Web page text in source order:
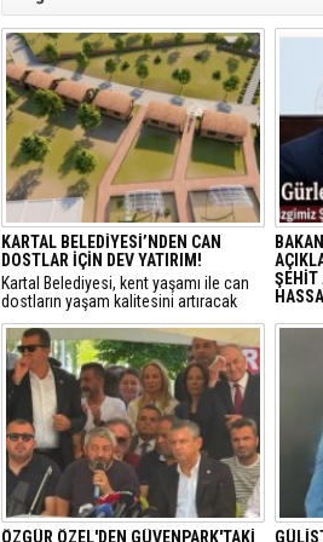
KARTAL BELEDİYESİ’NDEN CAN
DOSTLAR İÇİN DEV YATIRIM!
Kartal Belediyesi, kent yaşamı ile can
dostların yaşam kalitesini artıracak
vizyoner projelerine bir yenisini ekliyor.
ŞEHİT
Adalet
ÖZGÜR ÖZEL'DEN GÜVENPARK'TAKİ